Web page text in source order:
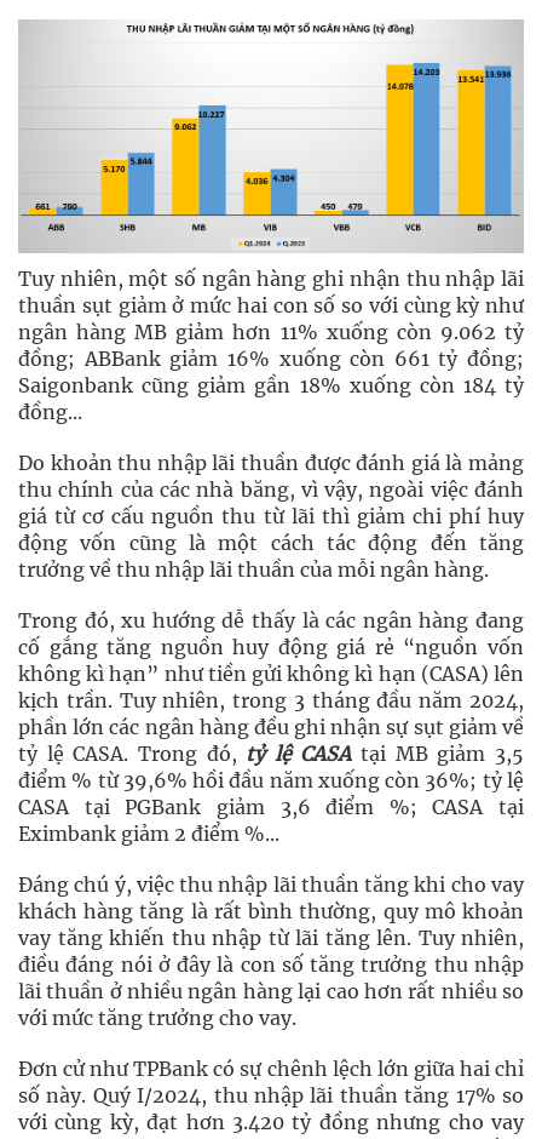
Tuy nhiên, một số ngân hàng ghi nhận thu nhập lãi
thuần sụt giảm ở mức hai con số so với cùng kỳ như
ngân hàng MB giảm hơn 11% xuống còn 9.062 tỷ
đồng; ABBank giảm 16% xuống còn 661 tỷ đồng;
Saigonbank cũng giảm gần 18% xuống còn 184 tỷ
đồng...
Do khoản thu nhập lãi thuần được đánh giá là mảng
thu chính của các nhà băng, vì vậy, ngoài việc đánh
giá từ cơ cấu nguồn thu từ lãi thì giảm chi phí huy
động vốn cũng là một cách tác động đến tăng
trưởng về thu nhập lãi thuần của mỗi ngân hàng.
Trong đó, xu hướng dễ thấy là các ngân hàng đang
cố gắng tăng nguồn huy động giá rẻ “nguồn vốn
không kì hạn” như tiền gửi không kì hạn (CASA) lên
kịch trần. Tuy nhiên, trong 3 tháng đầu năm 2024,
phần lớn các ngân hàng đều ghi nhận sự sụt giảm về
tỷ lệ CASA. Trong đó, tỷ lệ CASAtại MB giảm 3,5
điểm % từ 39,6% hồi đầu năm xuống còn 36%; tỷ lệ
CASA tại PGBank giảm 3,6 điểm %; CASA tại
Eximbank giảm 2 điểm %...
Đáng chú ý, việc thu nhập lãi thuần tăng khi cho vay
khách hàng tăng là rất bình thường, quy mô khoản
vay tăng khiến thu nhập từ lãi tăng lên. Tuy nhiên,
điều đáng nói ở đây là con số tăng trưởng thu nhập
lãi thuần ở nhiều ngân hàng lại cao hơn rất nhiều so
với mức tăng trưởng cho vay.
Đơn cử như TPBank có sự chênh lệch lớn giữa hai chỉ
số này. Quý I/2024, thu nhập lãi thuần tăng 17% so
với cùng kỳ, đạt hơn 3.420 tỷ đồng nhưng cho vay